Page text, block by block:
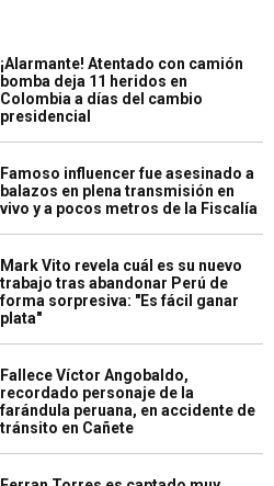
¡Alarmante! Atentado con camión
bomba deja 11 heridos en
Colombia a días del cambio
presidencial
Famoso influencer fue asesinado a
balazos en plena transmisión en
vivo y a pocos metros de la Fiscalía
Mark Vito revela cuál es su nuevo
trabajo tras abandonar Perú de
forma sorpresiva: "Es fácil ganar
plata"
Fallece Víctor Angobaldo,
recordado personaje de la
farándula peruana, en accidente de
tránsito en Cañete